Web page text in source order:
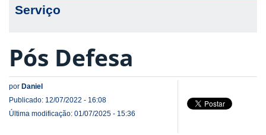
Serviço
Pós Defesa
por Daniel
Publicado: 12/07/2022 - 16:08
Última modificação: 01/07/2025 - 15:36